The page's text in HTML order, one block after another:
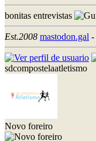
bonitas entrevistas
Est.2008 mastodon.gal -
sdcompostelaatletismo
Novo foreiro